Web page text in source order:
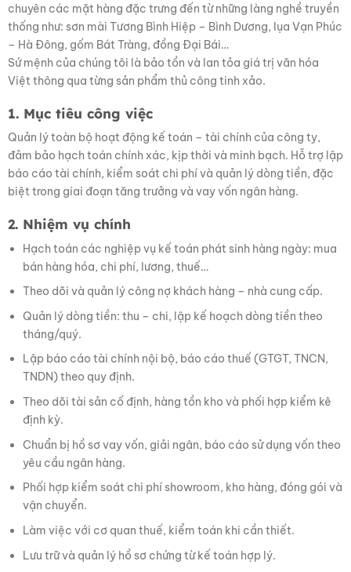
chuyên các mặt hàng đặc trưng đến từ những làng nghề truyền
thống như: sơn mài Tương Bình Hiệp – Bình Dương, lụa Vạn Phúc
– Hà Đông, gốm Bát Tràng, đồng Đại Bái…
Sứ mệnh của chúng tôi là bảo tồn và lan tỏa giá trị văn hóa
Việt thông qua từng sản phẩm thủ công tinh xảo.
1. Mục tiêu công việc
Quản lý toàn bộ hoạt động kế toán – tài chính của công ty,
đảm bảo hạch toán chính xác, kịp thời và minh bạch. Hỗ trợ lập
báo cáo tài chính, kiểm soát chi phí và quản lý dòng tiền, đặc
biệt trong giai đoạn tăng trưởng và vay vốn ngân hàng.
2. Nhiệm vụ chính
Hạch toán các nghiệp vụ kế toán phát sinh hàng ngày: mua
bán hàng hóa, chi phí, lương, thuế…
Theo dõi và quản lý công nợ khách hàng – nhà cung cấp.
Quản lý dòng tiền: thu – chi, lập kế hoạch dòng tiền theo
tháng/quý.
Lập báo cáo tài chính nội bộ, báo cáo thuế (GTGT, TNCN,
TNDN) theo quy định.
Theo dõi tài sản cố định, hàng tồn kho và phối hợp kiểm kê
định kỳ.
Chuẩn bị hồ sơ vay vốn, giải ngân, báo cáo sử dụng vốn theo
yêu cầu ngân hàng.
Phối hợp kiểm soát chi phí showroom, kho hàng, đóng gói và
vận chuyển.
Làm việc với cơ quan thuế, kiểm toán khi cần thiết.
Lưu trữ và quản lý hồ sơ chứng từ kế toán hợp lý.